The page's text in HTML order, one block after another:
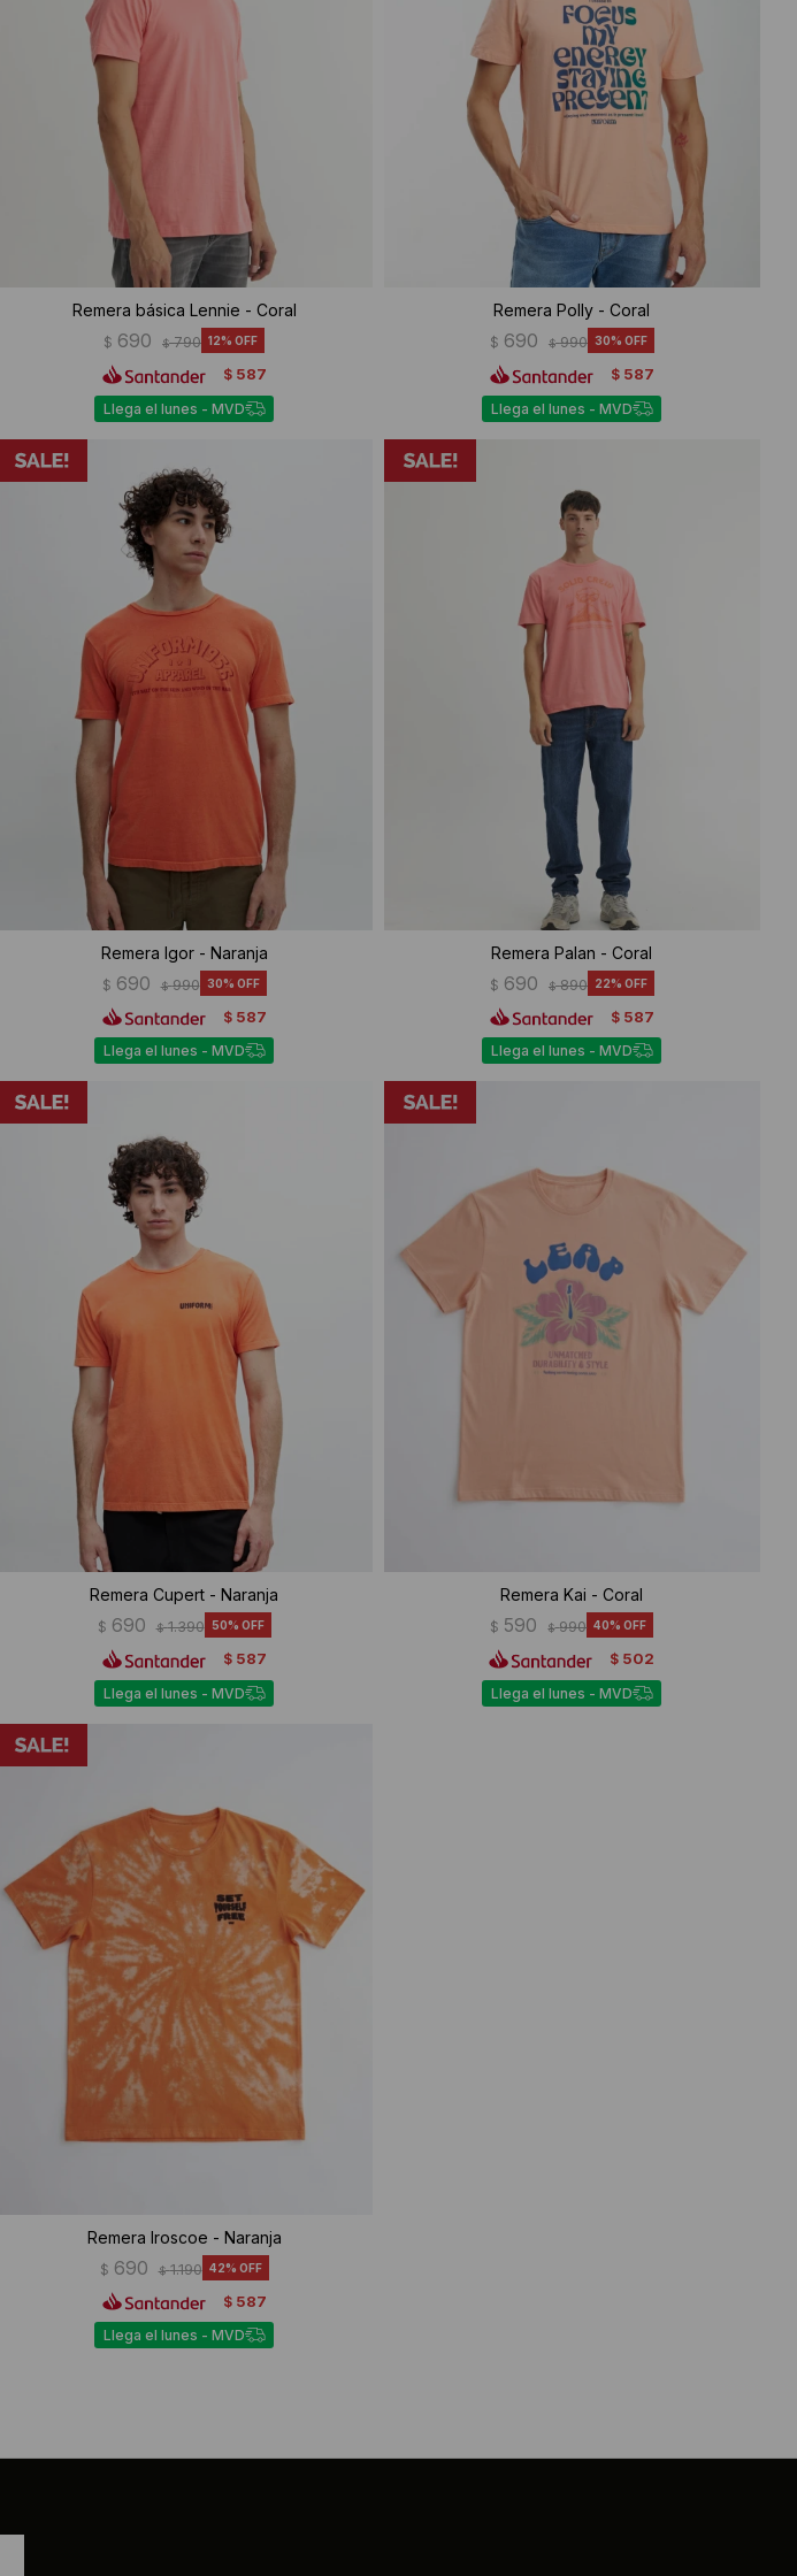
Remera básica Lennie - Coral
$ 690 $ 790 12
$ 587
Llega el lunes - MVD
Remera Polly - Coral
$ 690 $ 990 30
$ 587
Llega el lunes - MVD
Remera Igor - Naranja
$ 690 $ 990 30
$ 587
Llega el lunes - MVD
Remera Palan - Coral
$ 690 $ 890 22
$ 587
Llega el lunes - MVD
Remera Cupert - Naranja
$ 690 $ 1.390 50
$ 587
Llega el lunes - MVD
Remera Kai - Coral
$ 590 $ 990 40
$ 502
Llega el lunes - MVD
Remera Iroscoe - Naranja
$ 690 $ 1.190 42
$ 587
Llega el lunes - MVD